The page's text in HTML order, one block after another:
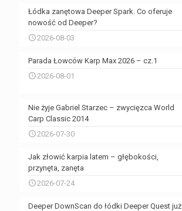
Łódka zanętowa Deeper Spark. Co oferuje
nowość od Deeper?
2026-08-03
Parada Łowców Karp Max 2026 – cz.1
2026-08-01
Nie żyje Gabriel Starzec – zwycięzca World
Carp Classic 2014
2026-07-30
Jak złowić karpia latem – głębokości,
przynęta, zanęta
2026-07-24
Deeper DownScan do łódki Deeper Quest już